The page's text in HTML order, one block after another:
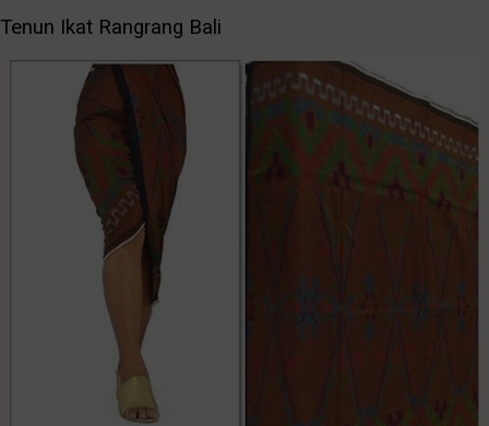
Tenun Ikat Rangrang Bali